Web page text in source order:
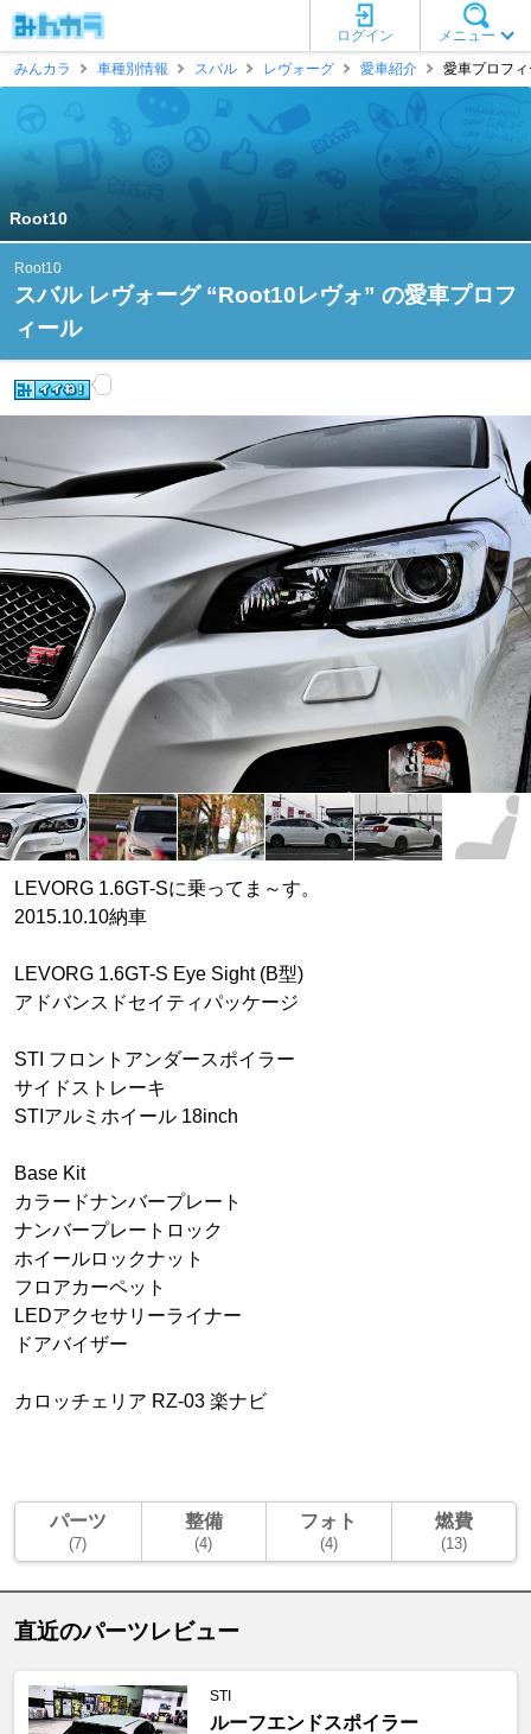
メニュー
ログイン
みんカラ
車種別情報 スバル レヴォーグ 愛車紹介 愛車プロフ
Root10
Root10
スバル レヴォーグ “Root10レヴォ” の愛車プロフ
ィール
LEVORG 1.6GT-Sに乗ってま～す。
2015.10.10納車
LEVORG 1.6GT-S Eye Sight (B型)
アドバンスドセイティパッケージ
STI フロントアンダースポイラー
サイドストレーキ
STIアルミホイール 18inch
Base Kit
カラードナンバープレート
ナンバープレートロック
ホイールロックナット
フロアカーペット
LEDアクセサリーライナー
ドアバイザー
カロッチェリア RZ-03 楽ナビ
パーツ
(7)
整備
(4)
フォト
(4)
燃費
(13)
直近のパーツレビュー
STI
ルーフエンドスポイラー